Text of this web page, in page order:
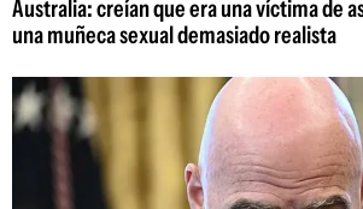
Australia: creían que era una víctima de
una muñeca sexual demasiado realista